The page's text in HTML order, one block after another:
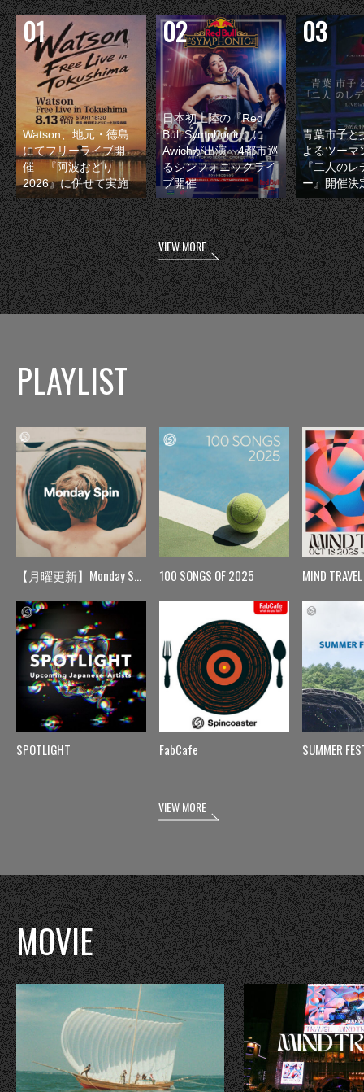
Watson、地元・徳島
にてフリーライブ開
催 『阿波おどり
2026』に併せて実施
日本初上陸の『Red
Bull Symphonic』に
Awichが出演 4都市巡
るシンフォニックライ
ブ開催
青葉市子と
よるツーマ
『二人のレ
ー』開催決
VIEW MORE
PLAYLIST
【月曜更新】Monday Spin
SPOTLIGHT
100 SONGS OF 2025
FabCafe
MIND TRAVEL
SUMMER
VIEW MORE
MOVIE